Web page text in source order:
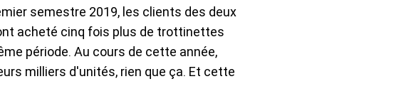
semestre 2019, les clients des deux
acheté cinq fois plus de trottinettes
période. Au cours de cette année,
milliers d'unités, rien que ça. Et cette